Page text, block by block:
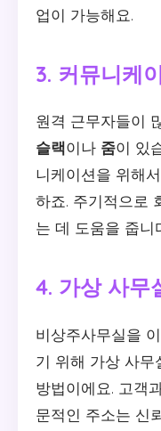
업이 가능해요.
3. 커뮤니케
원격 근무자들이
슬랙이나 줌이 있
니케이션을 위해
하죠. 주기적으로
는 데 도움을 줍니
4. 가상 사무
비상주사무실을
기 위해 가상 사무
방법이에요. 고객
문적인 주소는 신